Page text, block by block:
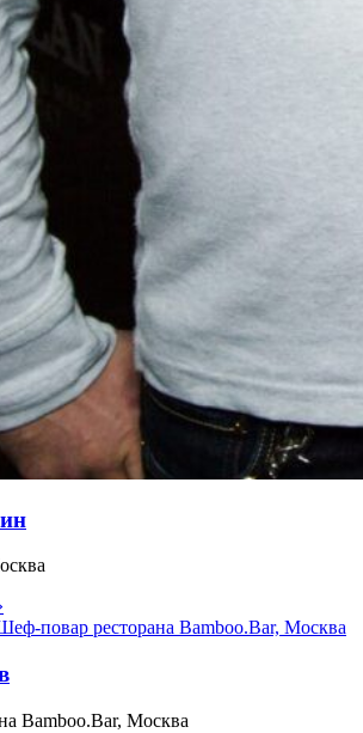
Bamboo.Bar, Москва